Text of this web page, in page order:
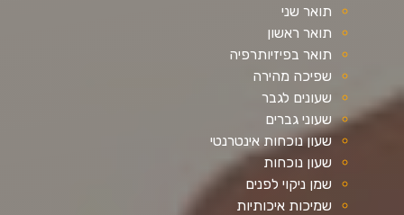
תואר שני
תואר ראשון
תואר בפיזיותרפיה
שפיכה מהירה
שעונים לגבר
שעוני גברים
שעון נוכחות אינטרנטי
שעון נוכחות
שמן ניקוי לפנים
שמיכות איכותיות